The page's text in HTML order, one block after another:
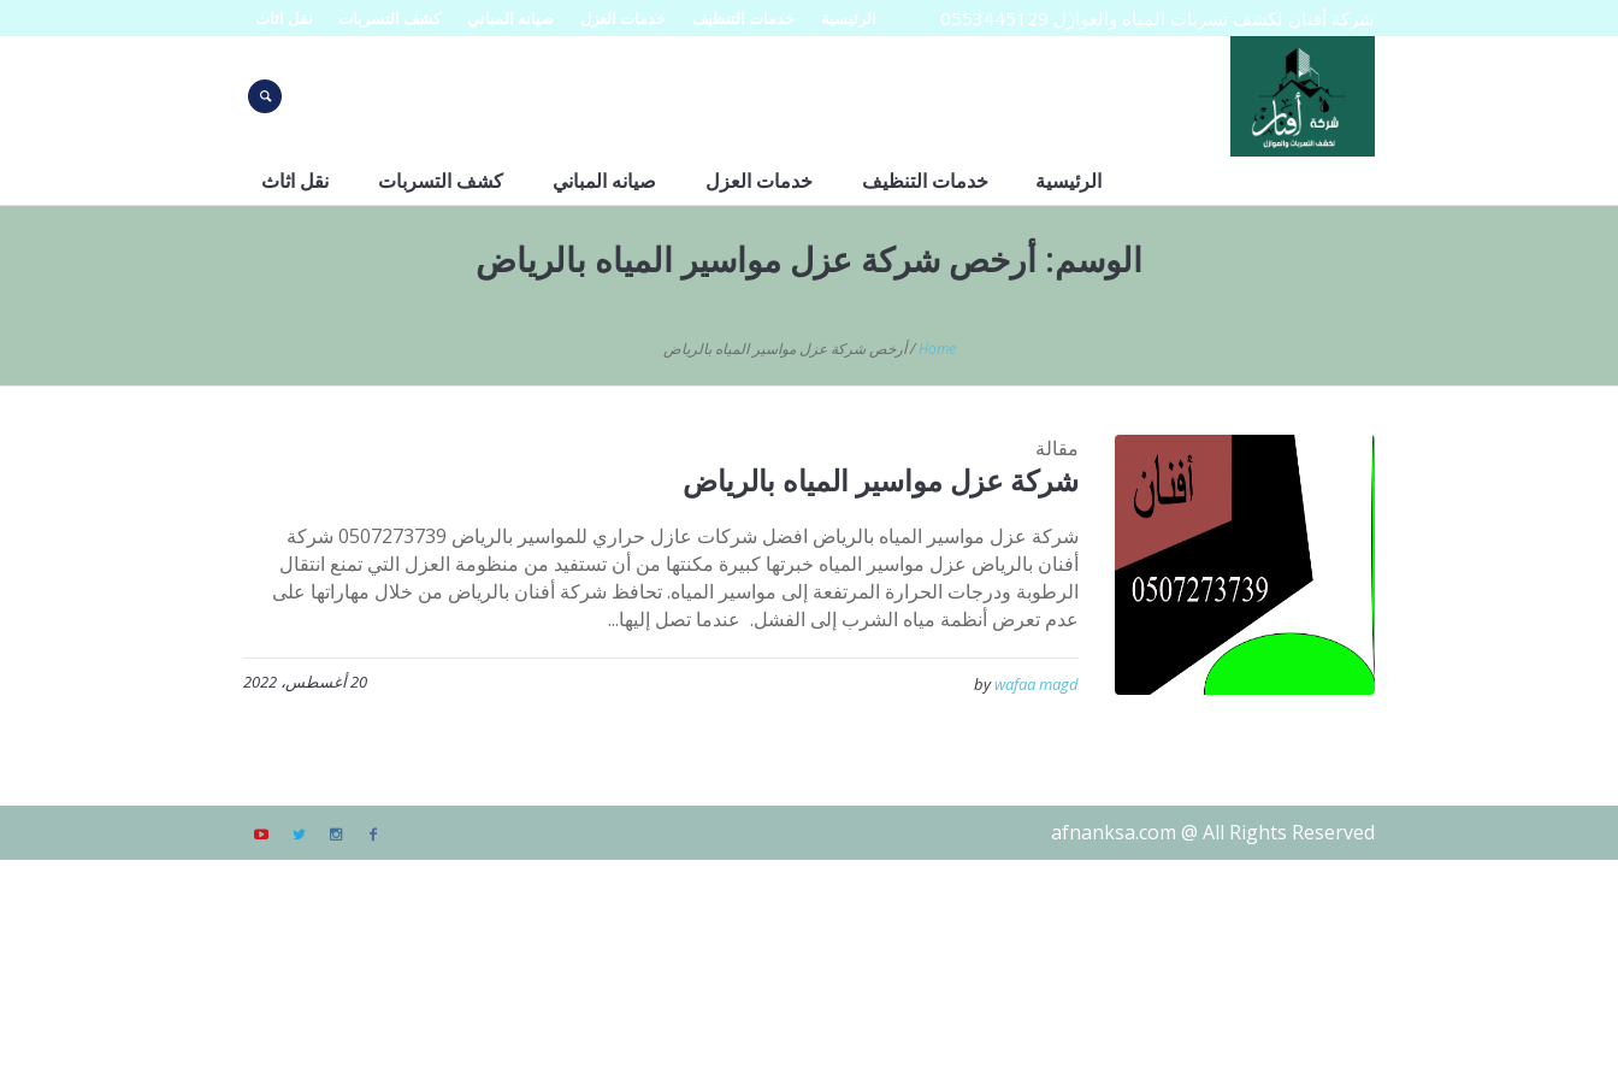
الرئيسية خدمات التنظيف خدمات العزل صيانه المباني كشف التسربات نقل اثاث شركة أفنان لكشف تسربات المياه والعوازل 0553445129
الرئيسية خدمات التنظيف خدمات العزل صيانه المباني كشف التسربات نقل اثاث
الوسم: أرخص شركة عزل مواسير المياه بالرياض
Home
/أرخص شركة عزل مواسير المياه بالرياض
مقالة
شركة عزل مواسير المياه بالرياض
شركة عزل مواسير المياه بالرياض افضل شركات عازل حراري للمواسير بالرياض 0507273739 شركة
أفنان بالرياض عزل مواسير المياه خبرتها كبيرة مكنتها من أن تستفيد من منظومة العزل التي تمنع انتقال
الرطوبة ودرجات الحرارة المرتفعة إلى مواسير المياه. تحافظ شركة أفنان بالرياض من خلال مهاراتها على
عدم تعرض أنظمة مياه الشرب إلى الفشل. عندما تصل إليها...
20 أغسطس، 2022 bywafaa magd
afnanksa.com @ All Rights Reserved